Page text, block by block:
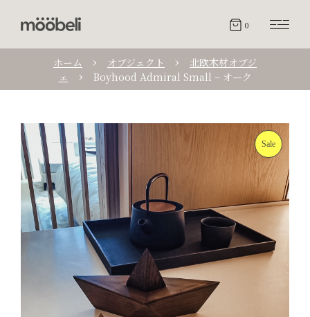
0
ホーム オブジェクト
北欧木材オブジ
ェ
Boyhood Admiral Small – オーク
Sale